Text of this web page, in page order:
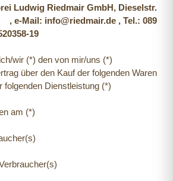
Ludwig Riedmair GmbH, Dieselstr.
, e-Mail: info@riedmair.de , Tel.: 089
19
wir (*) den von mir/uns (*)
über den Kauf der folgenden Waren
folgenden Dienstleistung (*)
am (*)